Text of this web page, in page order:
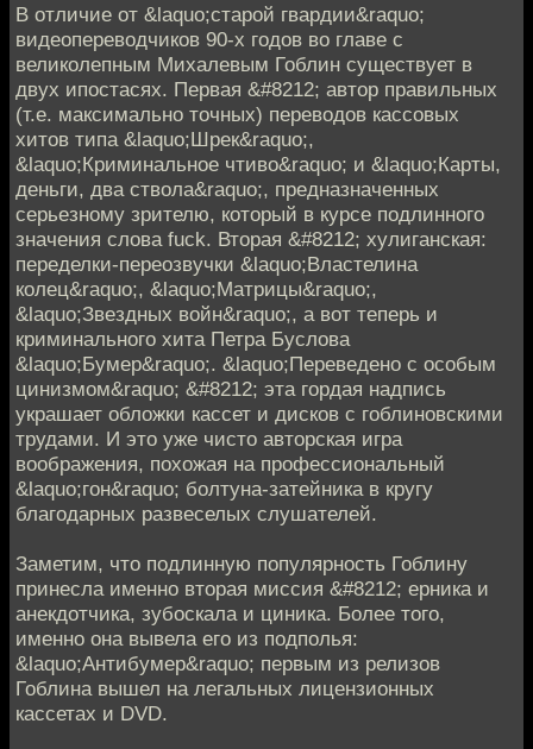
В отличие от &laquo;старой гвардии&raquo;
видеопереводчиков 90-х годов во главе с
великолепным Михалевым Гоблин существует в
двух ипостасях. Первая &#8212; автор правильных
(т.е. максимально точных) переводов кассовых
хитов типа &laquo;Шрек&raquo;,
&laquo;Криминальное чтиво&raquo; и &laquo;Карты,
деньги, два ствола&raquo;, предназначенных
серьезному зрителю, который в курсе подлинного
значения слова fuck. Вторая &#8212; хулиганская:
переделки-переозвучки &laquo;Властелина
колец&raquo;, &laquo;Матрицы&raquo;,
&laquo;Звездных войн&raquo;, а вот теперь и
криминального хита Петра Буслова
&laquo;Бумер&raquo;. &laquo;Переведено с особым
цинизмом&raquo; &#8212; эта гордая надпись
украшает обложки кассет и дисков с гоблиновскими
трудами. И это уже чисто авторская игра
воображения, похожая на профессиональный
&laquo;гон&raquo; болтуна-затейника в кругу
благодарных развеселых слушателей.
Заметим, что подлинную популярность Гоблину
принесла именно вторая миссия &#8212; ерника и
анекдотчика, зубоскала и циника. Более того,
именно она вывела его из подполья:
&laquo;Антибумер&raquo; первым из релизов
Гоблина вышел на легальных лицензионных
кассетах и DVD.